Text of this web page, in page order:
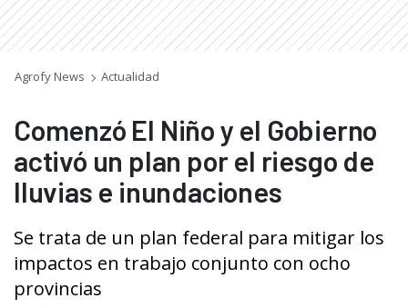
Agrofy News Actualidad
Comenzó El Niño y el Gobierno
activó un plan por el riesgo de
lluvias e inundaciones
Se trata de un plan federal para mitigar los
impactos en trabajo conjunto con ocho
provincias